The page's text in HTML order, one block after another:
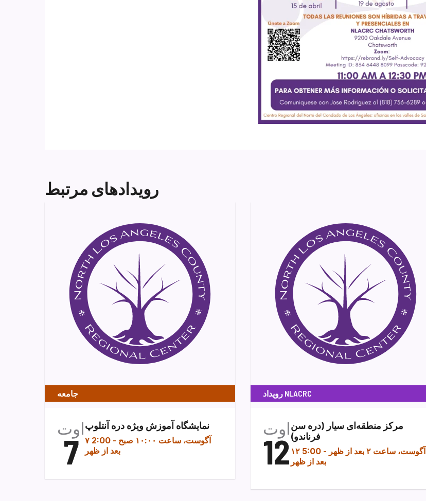
رویدادهای مرتبط
جامعه
اوت
7
نمایشگاه آموزش ویژه دره آنتلوپ
۷ آگوست، ساعت ۱۰:۰۰ صبح -
2:00
بعد از ظهر
رویداد NLACRC
اوت
12
مرکز منطقه‌ای سیار (دره سن
فرناندو)
۱۲ آگوست، ساعت ۲ بعد از ظهر -
5:00
بعد از ظهر